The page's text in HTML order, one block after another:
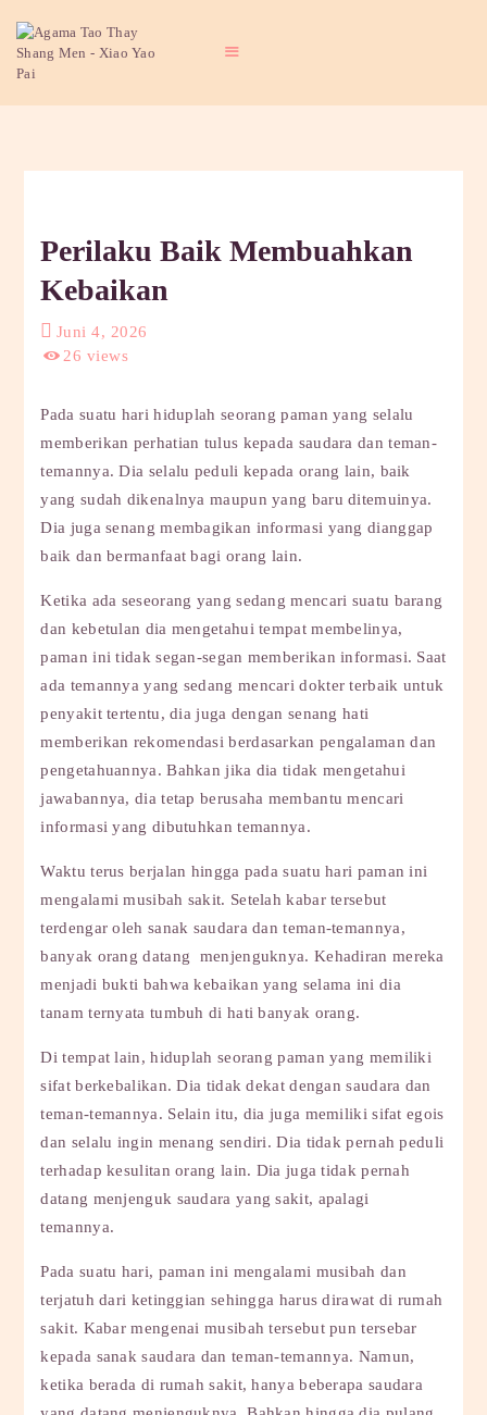
ARTIKEL
PUTI
HUBUNGI KAMI
Perilaku Baik Membuahkan
Kebaikan
Juni 4, 2026
26 views
Pada suatu hari hiduplah seorang paman yang selalu
memberikan perhatian tulus kepada saudara dan teman-
temannya. Dia selalu peduli kepada orang lain, baik
yang sudah dikenalnya maupun yang baru ditemuinya.
Dia juga senang membagikan informasi yang dianggap
baik dan bermanfaat bagi orang lain.
Ketika ada seseorang yang sedang mencari suatu barang
dan kebetulan dia mengetahui tempat membelinya,
paman ini tidak segan-segan memberikan informasi. Saat
ada temannya yang sedang mencari dokter terbaik untuk
penyakit tertentu, dia juga dengan senang hati
memberikan rekomendasi berdasarkan pengalaman dan
pengetahuannya. Bahkan jika dia tidak mengetahui
jawabannya, dia tetap berusaha membantu mencari
informasi yang dibutuhkan temannya.
Waktu terus berjalan hingga pada suatu hari paman ini
mengalami musibah sakit. Setelah kabar tersebut
terdengar oleh sanak saudara dan teman-temannya,
banyak orang datang menjenguknya. Kehadiran mereka
menjadi bukti bahwa kebaikan yang selama ini dia
tanam ternyata tumbuh di hati banyak orang.
Di tempat lain, hiduplah seorang paman yang memiliki
sifat berkebalikan. Dia tidak dekat dengan saudara dan
teman-temannya. Selain itu, dia juga memiliki sifat egois
dan selalu ingin menang sendiri. Dia tidak pernah peduli
terhadap kesulitan orang lain. Dia juga tidak pernah
datang menjenguk saudara yang sakit, apalagi
temannya.
Pada suatu hari, paman ini mengalami musibah dan
terjatuh dari ketinggian sehingga harus dirawat di rumah
sakit. Kabar mengenai musibah tersebut pun tersebar
kepada sanak saudara dan teman-temannya. Namun,
ketika berada di rumah sakit, hanya beberapa saudara